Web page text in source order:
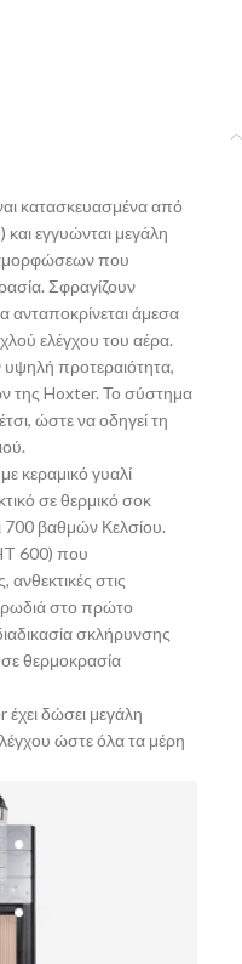
κατασκευασμένα από
εγγυώνται μεγάλη
που
Σφραγίζουν
άμεσα
ελέγχου του αέρα.
υψηλή προτεραιότητα,
της Hoxter. Το σύστημα
ώστε να οδηγεί τη
κεραμικό γυαλί
σε θερμικό σοκ
700 βαθμών Κελσίου.
600) που
ανθεκτικές στις
στο πρώτο
σκλήρυνσης
θερμοκρασία
δώσει μεγάλη
ώστε όλα τα μέρη